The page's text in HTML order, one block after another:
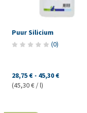
Puur Silicium
(0)
28,75 € - 45,30 €
(45,30 € / l)